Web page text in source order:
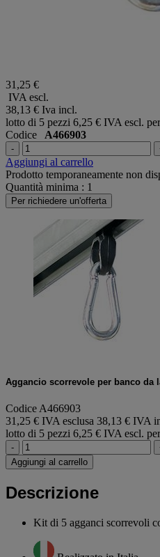
31,25 €
IVA escl.
38,13 € Iva incl.
lotto di 5 pezzi 6,25 € IVA escl.
Codice A466903
-
Aggiungi al carrello
Prodotto temporaneamente non
Quantità minima : 1
Per richiedere un'offerta
Aggancio scorrevole per banco da
Codice A466903
31,25 € IVA esclusa 38,13 € IVA
lotto di 5 pezzi 6,25 € IVA escl.
-
Aggiungi al carrello
Descrizione
Kit di 5 agganci scorrevoli